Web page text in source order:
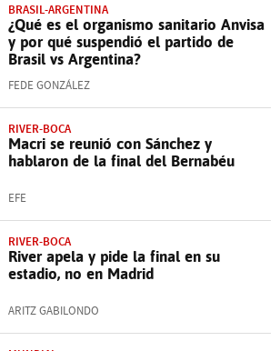
BRASIL-ARGENTINA
¿Qué es el organismo sanitario Anvisa
y por qué suspendió el partido de
Brasil vs Argentina?
FEDE GONZÁLEZ
RIVER-BOCA
Macri se reunió con Sánchez y
hablaron de la final del Bernabéu
EFE
RIVER-BOCA
River apela y pide la final en su
estadio, no en Madrid
ARITZ GABILONDO